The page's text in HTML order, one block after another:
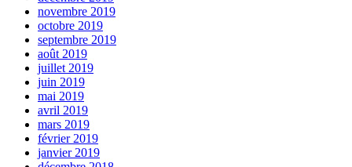
novembre 2019
octobre 2019
septembre 2019
août 2019
juillet 2019
juin 2019
mai 2019
avril 2019
mars 2019
février 2019
janvier 2019